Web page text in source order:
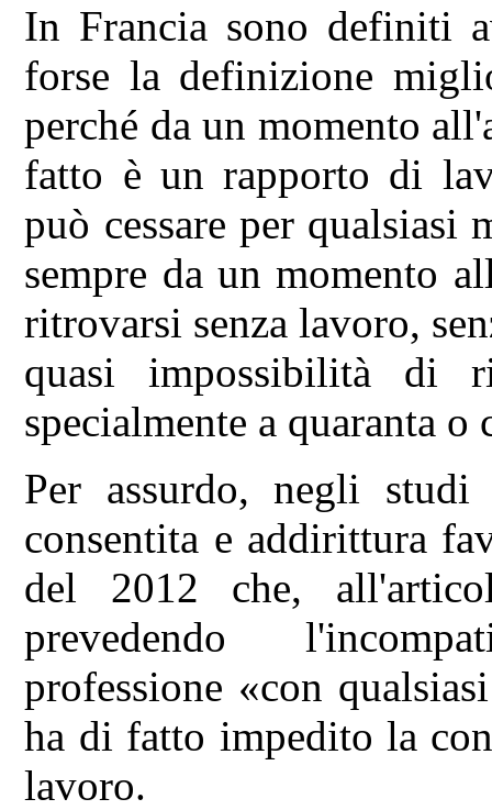
In Francia sono definiti
forse la definizione
perché da un momento
fatto è un rapporto di
può cessare per qualsiasi
sempre da un momento
ritrovarsi senza lavoro,
quasi impossibilità di
specialmente a quaranta o
Per assurdo, negli
consentita e addirittura
del 2012 che,
prevedendo
professione «con
ha di fatto impedito la
lavoro.